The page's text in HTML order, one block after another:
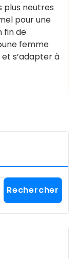
plus neutres
pour une
fin de
femme
s’adapter à
Rechercher